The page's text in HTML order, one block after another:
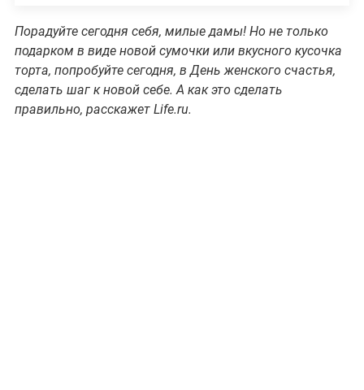
Порадуйте сегодня себя, милые дамы! Но не только
подарком в виде новой сумочки или вкусного кусочка
торта, попробуйте сегодня, в День женского счастья,
сделать шаг к новой себе. А как это сделать
правильно, расскажет Life.ru.